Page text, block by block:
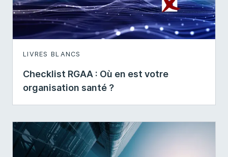
LIVRES BLANCS
Checklist RGAA : Où en est votre
organisation santé ?